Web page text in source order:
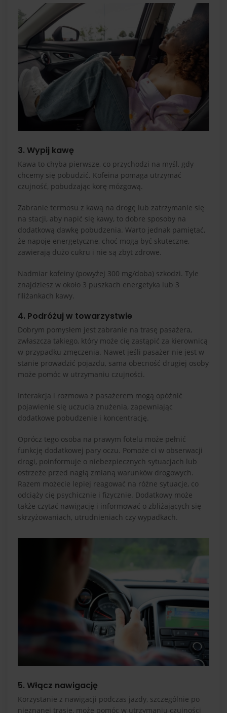
3. Wypij kawę
Kawa to chyba pierwsze, co przychodzi na myśl, gdy
chcemy się pobudzić. Kofeina pomaga utrzymać
czujność, pobudzając korę mózgową.
Zabranie termosu z kawą na drogę lub zatrzymanie się
na stacji, aby napić się kawy, to dobre sposoby na
dodatkową dawkę pobudzenia. Warto jednak pamiętać,
że napoje energetyczne, choć mogą być skuteczne,
zawierają dużo cukru i nie są zbyt zdrowe.
Nadmiar kofeiny (powyżej 300 mg/doba) szkodzi. Tyle
znajdziesz w około 3 puszkach energetyka lub 3
filiżankach kawy.
4. Podróżuj w towarzystwie
Dobrym pomysłem jest zabranie na trasę pasażera,
zwłaszcza takiego, który może cię zastąpić za kierownicą
w przypadku zmęczenia. Nawet jeśli pasażer nie jest w
stanie prowadzić pojazdu, sama obecność drugiej osoby
może pomóc w utrzymaniu czujności.
Interakcja i rozmowa z pasażerem mogą opóźnić
pojawienie się uczucia znużenia, zapewniając
dodatkowe pobudzenie i koncentrację.
Oprócz tego osoba na prawym fotelu może pełnić
funkcję dodatkowej pary oczu. Pomoże ci w obserwacji
drogi, poinformuje o niebezpiecznych sytuacjach lub
ostrzeże przed nagłą zmianą warunków drogowych.
Razem możecie lepiej reagować na różne sytuacje, co
odciąży cię psychicznie i fizycznie. Dodatkowy może
także czytać nawigację i informować o zbliżających się
skrzyżowaniach, utrudnieniach czy wypadkach.
5. Włącz nawigację
Korzystanie z nawigacji podczas jazdy, szczególnie po
nieznanej trasie, może pomóc w utrzymaniu czujności